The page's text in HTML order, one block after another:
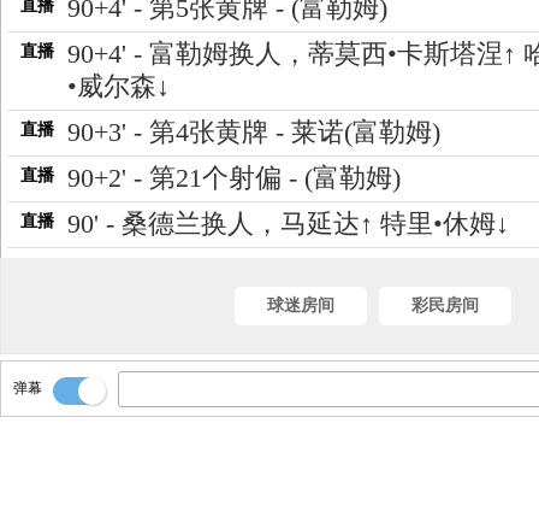
直播 90+4' - 第5张黄牌 - (富勒姆)
直播
90+4' - 富勒姆换人，蒂莫西•卡斯塔涅↑
•威尔森↓
直播 90+3' - 第4张黄牌 - 莱诺(富勒姆)
直播 90+2' - 第21个射偏 - (富勒姆)
直播 90' - 桑德兰换人，马延达↑ 特里•休姆↓
球迷房间 彩民房间
弹幕